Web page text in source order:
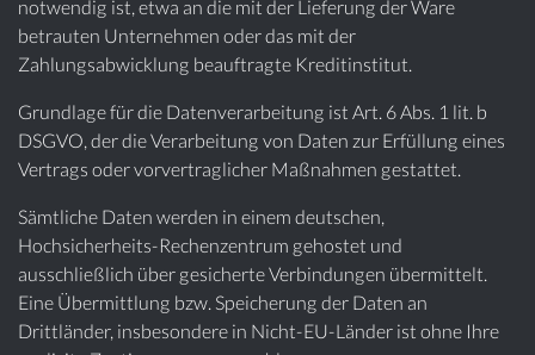
notwendig ist, etwa an die mit der Lieferung der Ware
betrauten Unternehmen oder das mit der
Zahlungsabwicklung beauftragte Kreditinstitut.
Grundlage für die Datenverarbeitung ist Art. 6 Abs. 1 lit. b
DSGVO, der die Verarbeitung von Daten zur Erfüllung eines
Vertrags oder vorvertraglicher Maßnahmen gestattet.
Sämtliche Daten werden in einem deutschen,
Hochsicherheits-Rechenzentrum gehostet und
ausschließlich über gesicherte Verbindungen übermittelt.
Eine Übermittlung bzw. Speicherung der Daten an
Drittländer, insbesondere in Nicht-EU-Länder ist ohne Ihre